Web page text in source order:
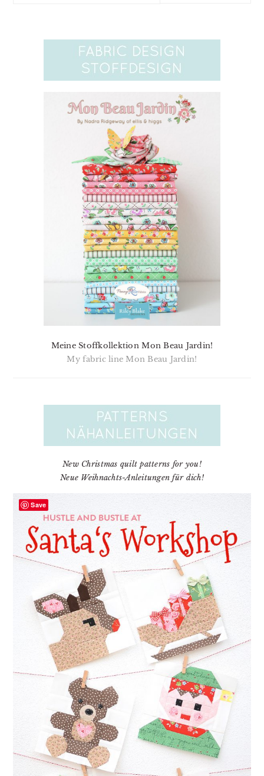
Meine Stoffkollektion Mon Beau Jardin!
My fabric line Mon Beau Jardin!
New Christmas quilt patterns for you!
Neue Weihnachts-Anleitungen für dich!
Save